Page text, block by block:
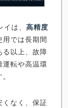
は、 高精度
では長期間
以上、故障
転や高温環
くなく、保証